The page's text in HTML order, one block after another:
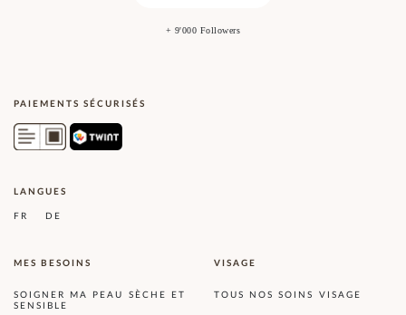
+ 9'000 Followers
PAIEMENTS SÉCURISÉS
LANGUES
FR DE
MES BESOINS
SOIGNER MA PEAU SÈCHE ET
SENSIBLE
VISAGE
TOUS NOS SOINS VISAGE